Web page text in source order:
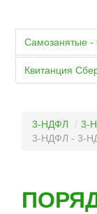
Самозанятые -
Квитанция
3-НДФЛ / 3-
3-НДФЛ - 3-